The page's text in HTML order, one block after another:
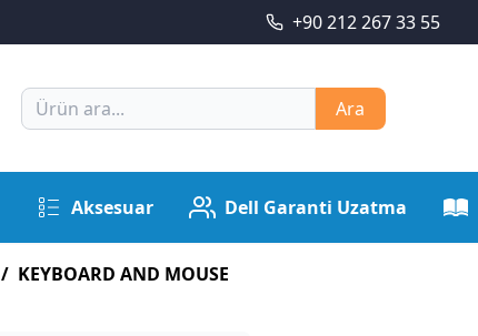
+90 212 267 33 55
Ara
Aksesuar Dell Garanti Uzatma
/ KEYBOARD AND MOUSE